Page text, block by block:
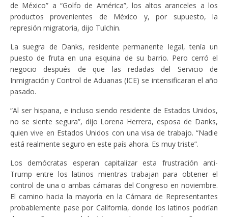
de México” a “Golfo de América”, los altos aranceles a los
productos provenientes de México y, por supuesto, la
represión migratoria, dijo Tulchin.
La suegra de Danks, residente permanente legal, tenía un
puesto de fruta en una esquina de su barrio. Pero cerró el
negocio después de que las redadas del Servicio de
Inmigración y Control de Aduanas (ICE) se intensificaran el año
pasado.
“Al ser hispana, e incluso siendo residente de Estados Unidos,
no se siente segura”, dijo Lorena Herrera, esposa de Danks,
quien vive en Estados Unidos con una visa de trabajo. “Nadie
está realmente seguro en este país ahora. Es muy triste”.
Los demócratas esperan capitalizar esta frustración anti-
Trump entre los latinos mientras trabajan para obtener el
control de una o ambas cámaras del Congreso en noviembre.
El camino hacia la mayoría en la Cámara de Representantes
probablemente pase por California, donde los latinos podrían